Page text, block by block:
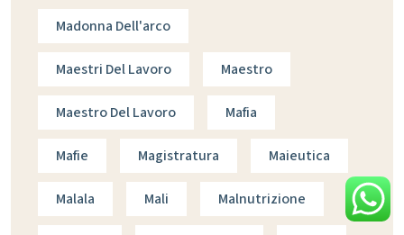
Madonna Dell'arco
Maestri Del Lavoro Maestro
Maestro Del Lavoro Mafia
Mafie Magistratura Maieutica
Malala Mali Malnutrizione